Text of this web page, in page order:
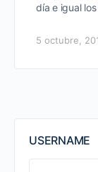
día e igual
5 octubre,
USERNAME